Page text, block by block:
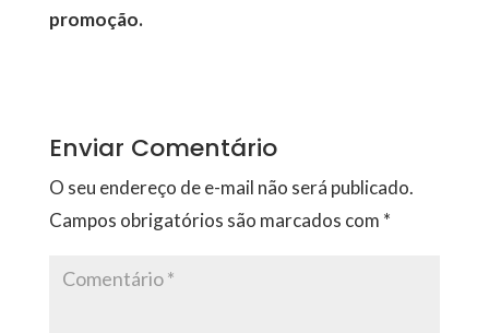
promoção.
Enviar Comentário
O seu endereço de e-mail não será publicado.
Campos obrigatórios são marcados com *